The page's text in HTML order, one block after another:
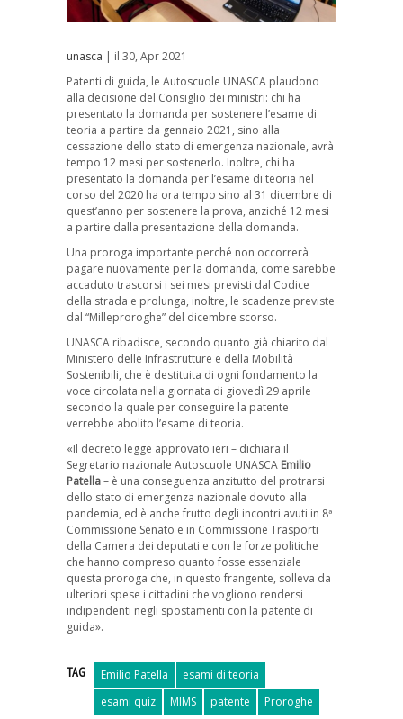
unasca | il 30, Apr 2021
Patenti di guida, le Autoscuole UNASCA plaudono
alla decisione del Consiglio dei ministri: chi ha
presentato la domanda per sostenere l’esame di
teoria a partire da gennaio 2021, sino alla
cessazione dello stato di emergenza nazionale, avrà
tempo 12 mesi per sostenerlo. Inoltre, chi ha
presentato la domanda per l’esame di teoria nel
corso del 2020 ha ora tempo sino al 31 dicembre di
quest’anno per sostenere la prova, anziché 12 mesi
a partire dalla presentazione della domanda.
Una proroga importante perché non occorrerà
pagare nuovamente per la domanda, come sarebbe
accaduto trascorsi i sei mesi previsti dal Codice
della strada e prolunga, inoltre, le scadenze previste
dal “Milleproroghe” del dicembre scorso.
UNASCA ribadisce, secondo quanto già chiarito dal
Ministero delle Infrastrutture e della Mobilità
Sostenibili, che è destituita di ogni fondamento la
voce circolata nella giornata di giovedì 29 aprile
secondo la quale per conseguire la patente
verrebbe abolito l’esame di teoria.
«Il decreto legge approvato ieri – dichiara il
Segretario nazionale Autoscuole UNASCA Emilio
Patella– è una conseguenza anzitutto del protrarsi
dello stato di emergenza nazionale dovuto alla
pandemia, ed è anche frutto degli incontri avuti in 8ª
Commissione Senato e in Commissione Trasporti
della Camera dei deputati e con le forze politiche
che hanno compreso quanto fosse essenziale
questa proroga che, in questo frangente, solleva da
ulteriori spese i cittadini che vogliono rendersi
indipendenti negli spostamenti con la patente di
guida».
TAG Emilio Patella
esami di teoria
esami quiz
MIMS patente Proroghe